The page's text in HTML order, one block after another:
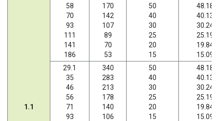
1.1
58
70
93
111
141
186
170
142
107
89
70
53
50
40
30
25
20
15
48.18
40.13
30.24
25.19
19.84
15.09
29.1
35
46
56
71
93
340
283
213
178
140
106
50
40
30
25
20
15
48.18
40.13
30.24
25.19
19.84
15.09